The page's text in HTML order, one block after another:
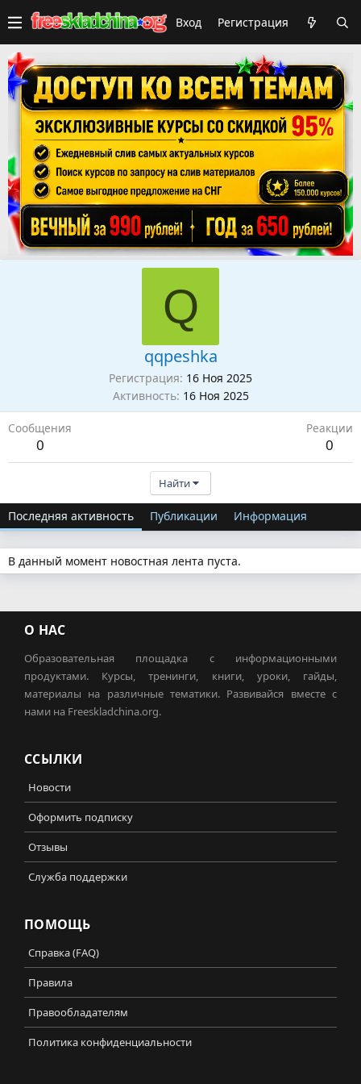
Вход Регистрация
Q
qqpeshka
Регистрация 16 Ноя 2025
Активность 16 Ноя 2025
Сообщения
0
Реакции
0
Найти
Последняя активность Публикации Информация
В данный момент новостная лента пуста.
О НАС
Образовательная площадка с информационными
продуктами. Курсы, тренинги, книги, уроки, гайды,
материалы на различные тематики. Развивайся вместе с
нами на Freeskladchina.org.
ССЫЛКИ
Новости
Оформить подписку
Отзывы
Служба поддержки
ПОМОЩЬ
Справка (FAQ)
Правила
Правообладателям
Политика конфиденциальности